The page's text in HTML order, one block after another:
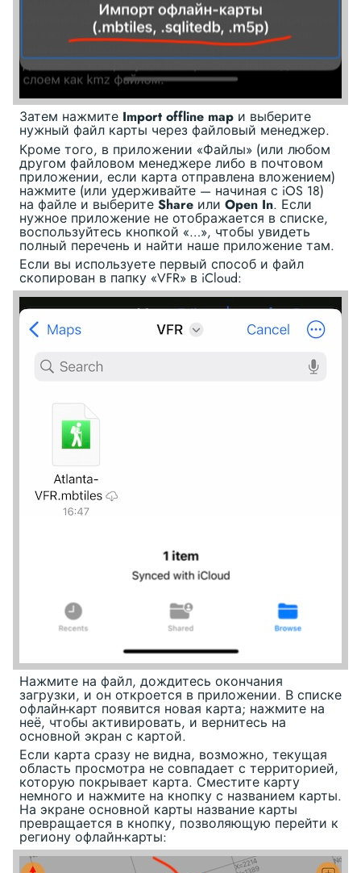
Затем нажмите Import offline map и выберите
нужный файл карты через файловый менеджер.
Кроме того, в приложении «Файлы» (или любом
другом файловом менеджере либо в почтовом
приложении, если карта отправлена вложением)
нажмите (или удерживайте — начиная с iOS 18)
на файле и выберите Share или Open In. Если
нужное приложение не отображается в списке,
воспользуйтесь кнопкой «…», чтобы увидеть
полный перечень и найти наше приложение там.
Если вы используете первый способ и файл
скопирован в папку «VFR» в iCloud:
Нажмите на файл, дождитесь окончания
загрузки, и он откроется в приложении. В списке
офлайн-карт появится новая карта; нажмите на
неё, чтобы активировать, и вернитесь на
основной экран с картой.
Если карта сразу не видна, возможно, текущая
область просмотра не совпадает с территорией,
которую покрывает карта. Сместите карту
немного и нажмите на кнопку с названием карты.
На экране основной карты название карты
превращается в кнопку, позволяющую перейти к
региону офлайн-карты: